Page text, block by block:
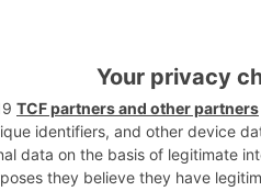
son:
años de análisis de datos
toma de testimonios.
de análisis de datos
de testimonios.